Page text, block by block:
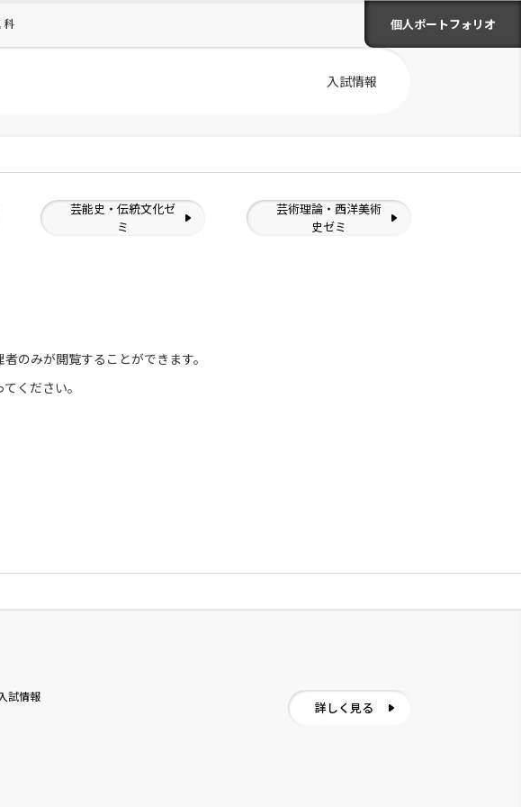
個人ポートフォリオ
入試情報
芸能史・伝統文化ゼ
ミ
芸術理論・西洋美術
史ゼミ
者のみが閲覧することができます。
ください。
入試情報
詳しく見る